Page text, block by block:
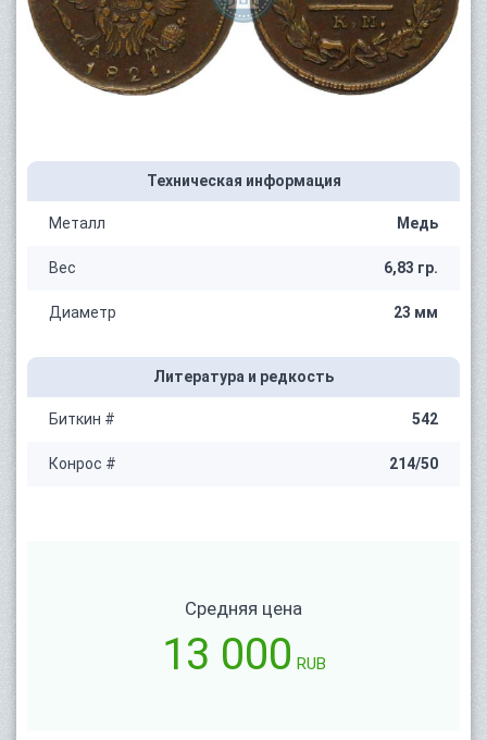
Техническая информация
Металл Медь
Вес 6,83 гр.
Диаметр 23 мм
Литература и редкость
Биткин # 542
Конрос # 214/50
Средняя цена
13 000 RUB